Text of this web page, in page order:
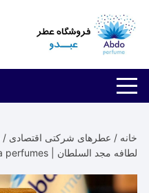
شدن
خانه / عطرهای شرکتی اقتصادی /
لطافه مجد السلطان | Majd Al Sultan Asdaaf – Lattafa perfumes